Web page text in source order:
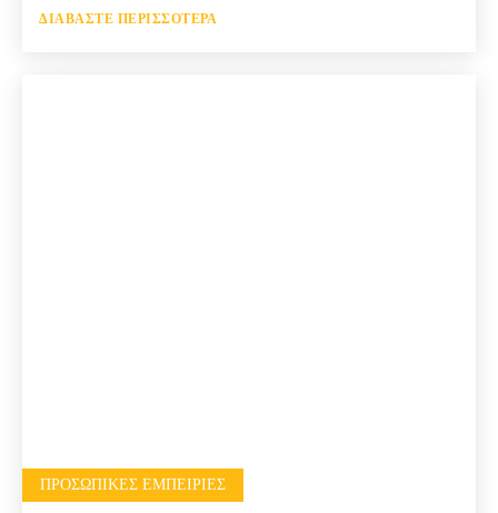
ΔΙΑΒΆΣΤΕ ΠΕΡΙΣΣΌΤΕΡΑ
ΠΡΟΣΩΠΙΚΈΣ ΕΜΠΕΙΡΊΕΣ